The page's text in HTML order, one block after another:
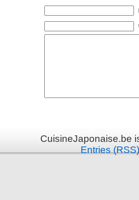
CuisineJaponaise.be
Entries (RSS)